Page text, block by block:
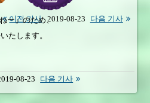
이전 기사 2019-08-23 다음 기사
ー』のため、
たします。
08-23 다음 기사